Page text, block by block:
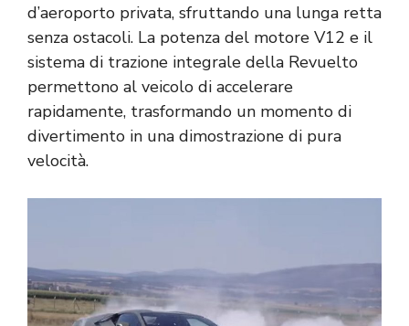
d’aeroporto privata, sfruttando una lunga retta
senza ostacoli. La potenza del motore V12 e il
sistema di trazione integrale della Revuelto
permettono al veicolo di accelerare
rapidamente, trasformando un momento di
divertimento in una dimostrazione di pura
velocità.